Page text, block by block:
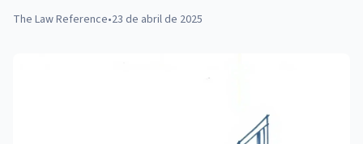
The Law Reference•23 de abril de 2025